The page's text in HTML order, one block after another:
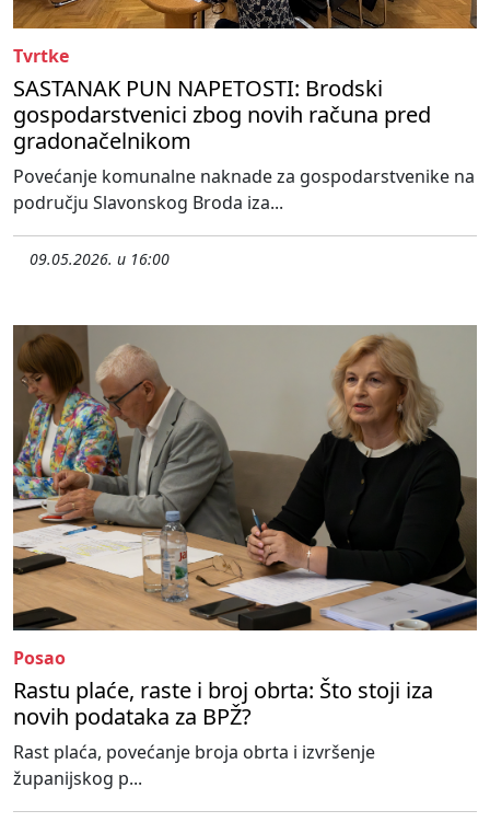
Tvrtke
SASTANAK PUN NAPETOSTI: Brodski
gospodarstvenici zbog novih računa pred
gradonačelnikom
Povećanje komunalne naknade za gospodarstvenike na
području Slavonskog Broda iza...
09.05.2026. u 16:00
Posao
Rastu plaće, raste i broj obrta: Što stoji iza
novih podataka za BPŽ?
Rast plaća, povećanje broja obrta i izvršenje
županijskog p...